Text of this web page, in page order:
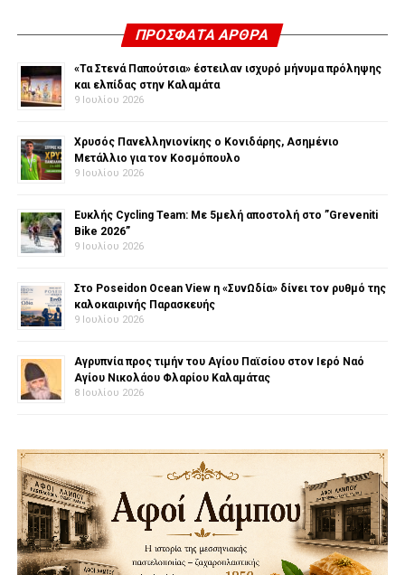
ΠΡΌΣΦΑΤΑ ΆΡΘΡΑ
«Τα Στενά Παπούτσια» έστειλαν ισχυρό μήνυμα πρόληψης
και ελπίδας στην Καλαμάτα
9 Ιουλίου 2026
Χρυσός Πανελληνιονίκης ο Κονιδάρης, Ασημένιο
Μετάλλιο για τον Κοσμόπουλο
9 Ιουλίου 2026
Ευκλής Cycling Team: Με 5μελή αποστολή στο ”Greveniti
Bike 2026”
9 Ιουλίου 2026
Στο Poseidon Ocean View η «ΣυνΩδία» δίνει τον ρυθμό της
καλοκαιρινής Παρασκευής
9 Ιουλίου 2026
Αγρυπνία προς τιμήν του Αγίου Παϊσίου στον Ιερό Ναό
Αγίου Νικολάου Φλαρίου Καλαμάτας
8 Ιουλίου 2026